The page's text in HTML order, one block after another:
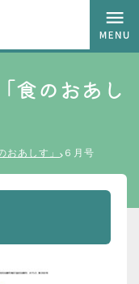
食のおあし
おあしす」 ６月号